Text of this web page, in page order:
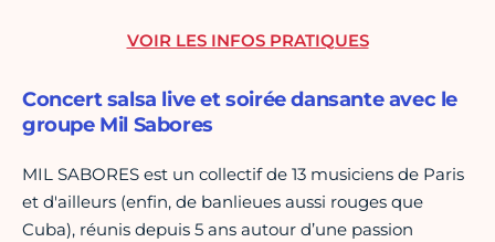
Concert salsa live et soirée dansante avec le
groupe Mil Sabores
MIL SABORES est un collectif de 13 musiciens de Paris
et d'ailleurs (enfin, de banlieues aussi rouges que
Cuba), réunis depuis 5 ans autour d’une passion
VOIR LES INFOS PRATIQUES